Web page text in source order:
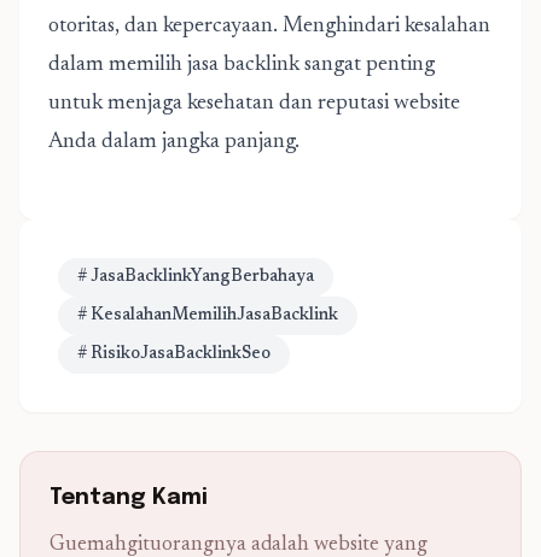
otoritas, dan kepercayaan. Menghindari kesalahan
dalam memilih jasa backlink sangat penting
untuk menjaga kesehatan dan reputasi website
Anda dalam jangka panjang.
# JasaBacklinkYangBerbahaya
# KesalahanMemilihJasaBacklink
# RisikoJasaBacklinkSeo
Tentang Kami
Guemahgituorangnya adalah website yang